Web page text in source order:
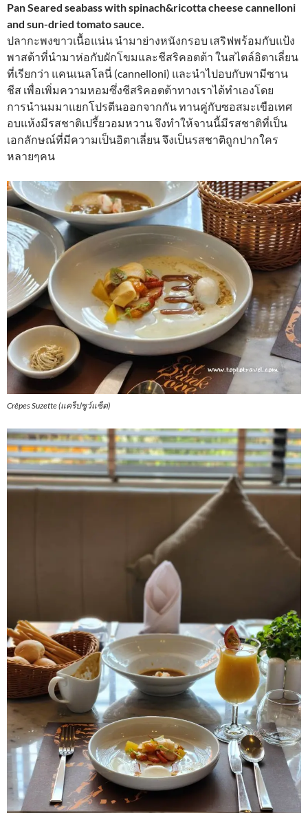
Pan Seared seabass with spinach&ricotta cheese cannelloni
and sun-dried tomato sauce.
ปลากะพงขาวเนื้อแน่น นำมาย่างหนังกรอบ เสริฟพร้อมกับแป้ง
พาสต้าที่นำมาห่อกับผักโขมและชีสริคอตต้า ในสไตล์อิตาเลี่ยน
ที่เรียกว่า แคนเนลโลนี่ (cannelloni) และนำไปอบกับพามีซาน
ชีส เพื่อเพิ่มความหอมซึ่งชีสริคอตต้าทางเราได้ทำเองโดย
การนำนมมาแยกโปรตีนออกจากกัน ทานคู่กับซอสมะเขือเทศ
อบแห้งมีรสชาติเปรี้ยวอมหวาน จึงทำให้จานนี้มีรสชาติที่เป็น
เอกลักษณ์ที่มีความเป็นอิตาเลี่ยน จึงเป็นรสชาติถูกปากใคร
หลายๆคน
Crêpes Suzette (แคร็ปซูว์แซ็ต)